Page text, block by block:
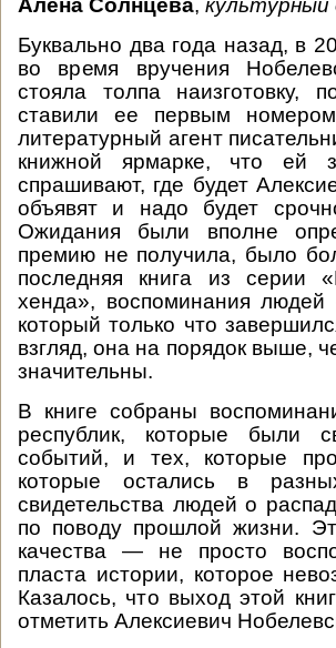
Алена Солнцева, культурный
Буквально два года назад, в
во время вручения
стояла толпа наизготовку,
ставили ее первым
литературный агент
книжной ярмарке, что ей
спрашивают, где будет
объявят и надо будет
Ожидания были вполне
премию не получила, было
последняя книга из серии
хенда», воспоминания
который только что
взгляд, она на порядок выше,
значительны.
В книге собраны
республик, которые были
событий, и тех, которые
которые остались в
свидетельства людей о
по поводу прошлой жизни.
качества — не просто
пласта истории, которое
Казалось, что выход этой
отметить Алексиевич